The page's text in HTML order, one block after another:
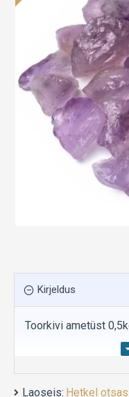
Kirjeldus
Toorkivi ametüst
Laoseis: Hetkel